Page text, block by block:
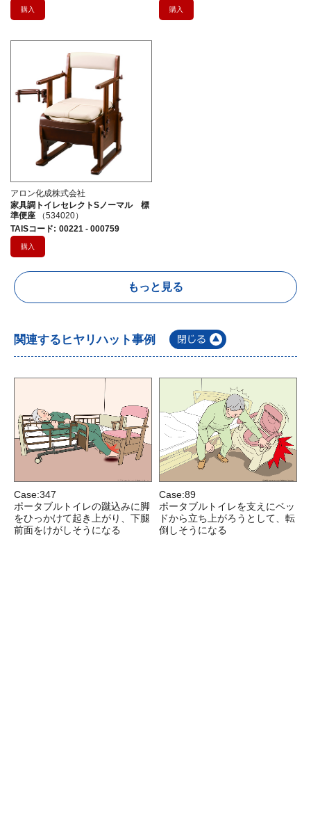
購入 購入
アロン化成株式会社
家具調トイレセレクトSノーマル 標
準便座
（534020）
TAISコード: 00221 - 000759
購入
もっと見る
関連するヒヤリハット事例
Case:347
ポータブルトイレの蹴込みに脚
をひっかけて起き上がり、下腿
前面をけがしそうになる
Case:89
ポータブルトイレを支えにベッ
ドから立ち上がろうとして、転
倒しそうになる